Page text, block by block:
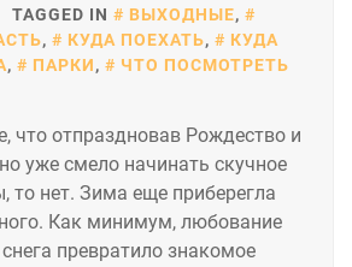
TAGGED IN ВЫХОДНЫЕ,
, КУДА ПОЕХАТЬ,
КУДА
, ПАРКИ, ЧТО ПОСМОТРЕТЬ
что отпраздновав Рождество и
уже смело начинать скучное
то нет. Зима еще приберегла
Как минимум, любование
превратило знакомое